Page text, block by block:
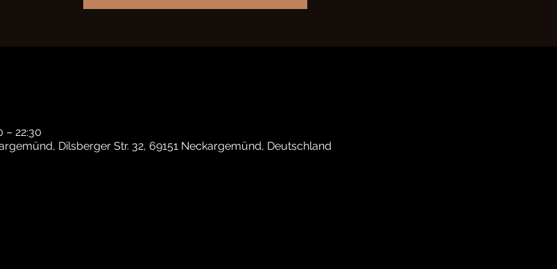
– 22:30
Dilsberger Str. 32, 69151 Neckargemünd, Deutschland